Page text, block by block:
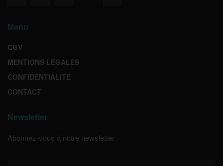
Menu
CGV
MENTIONS LEGALES
CONFIDENTIALITE
CONTACT
Newsletter
Abonnez-vous à notre newsletter